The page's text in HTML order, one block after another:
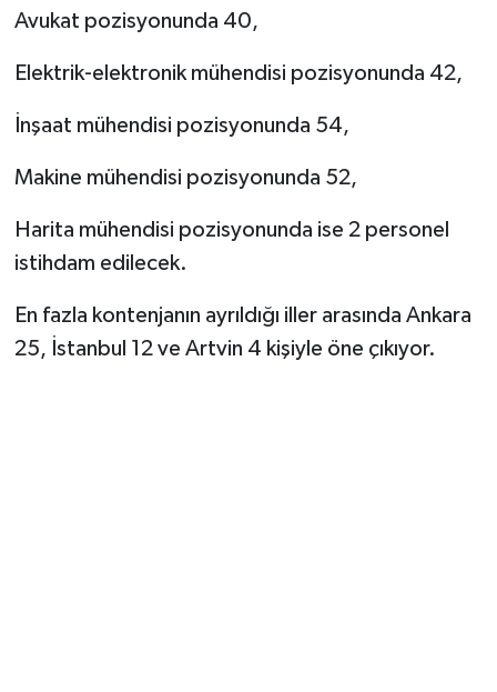
Avukat pozisyonunda 40,
Elektrik-elektronik mühendisi pozisyonunda 42,
İnşaat mühendisi pozisyonunda 54,
Makine mühendisi pozisyonunda 52,
Harita mühendisi pozisyonunda ise 2 personel
istihdam edilecek.
En fazla kontenjanın ayrıldığı iller arasında Ankara
25, İstanbul 12 ve Artvin 4 kişiyle öne çıkıyor.